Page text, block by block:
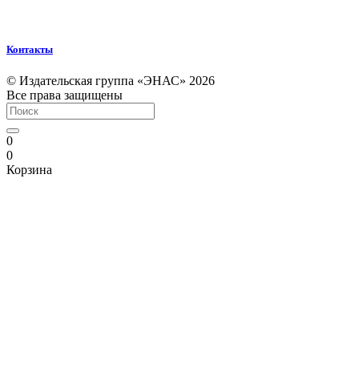
Контакты
© Издательская группа «ЭНАС» 2026
Все права защищены
0
0
Корзина